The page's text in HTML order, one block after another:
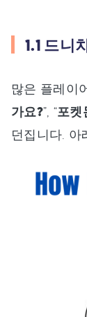
1.1 드니
많은 플레이
가요?”, “포켓
던집니다. 아